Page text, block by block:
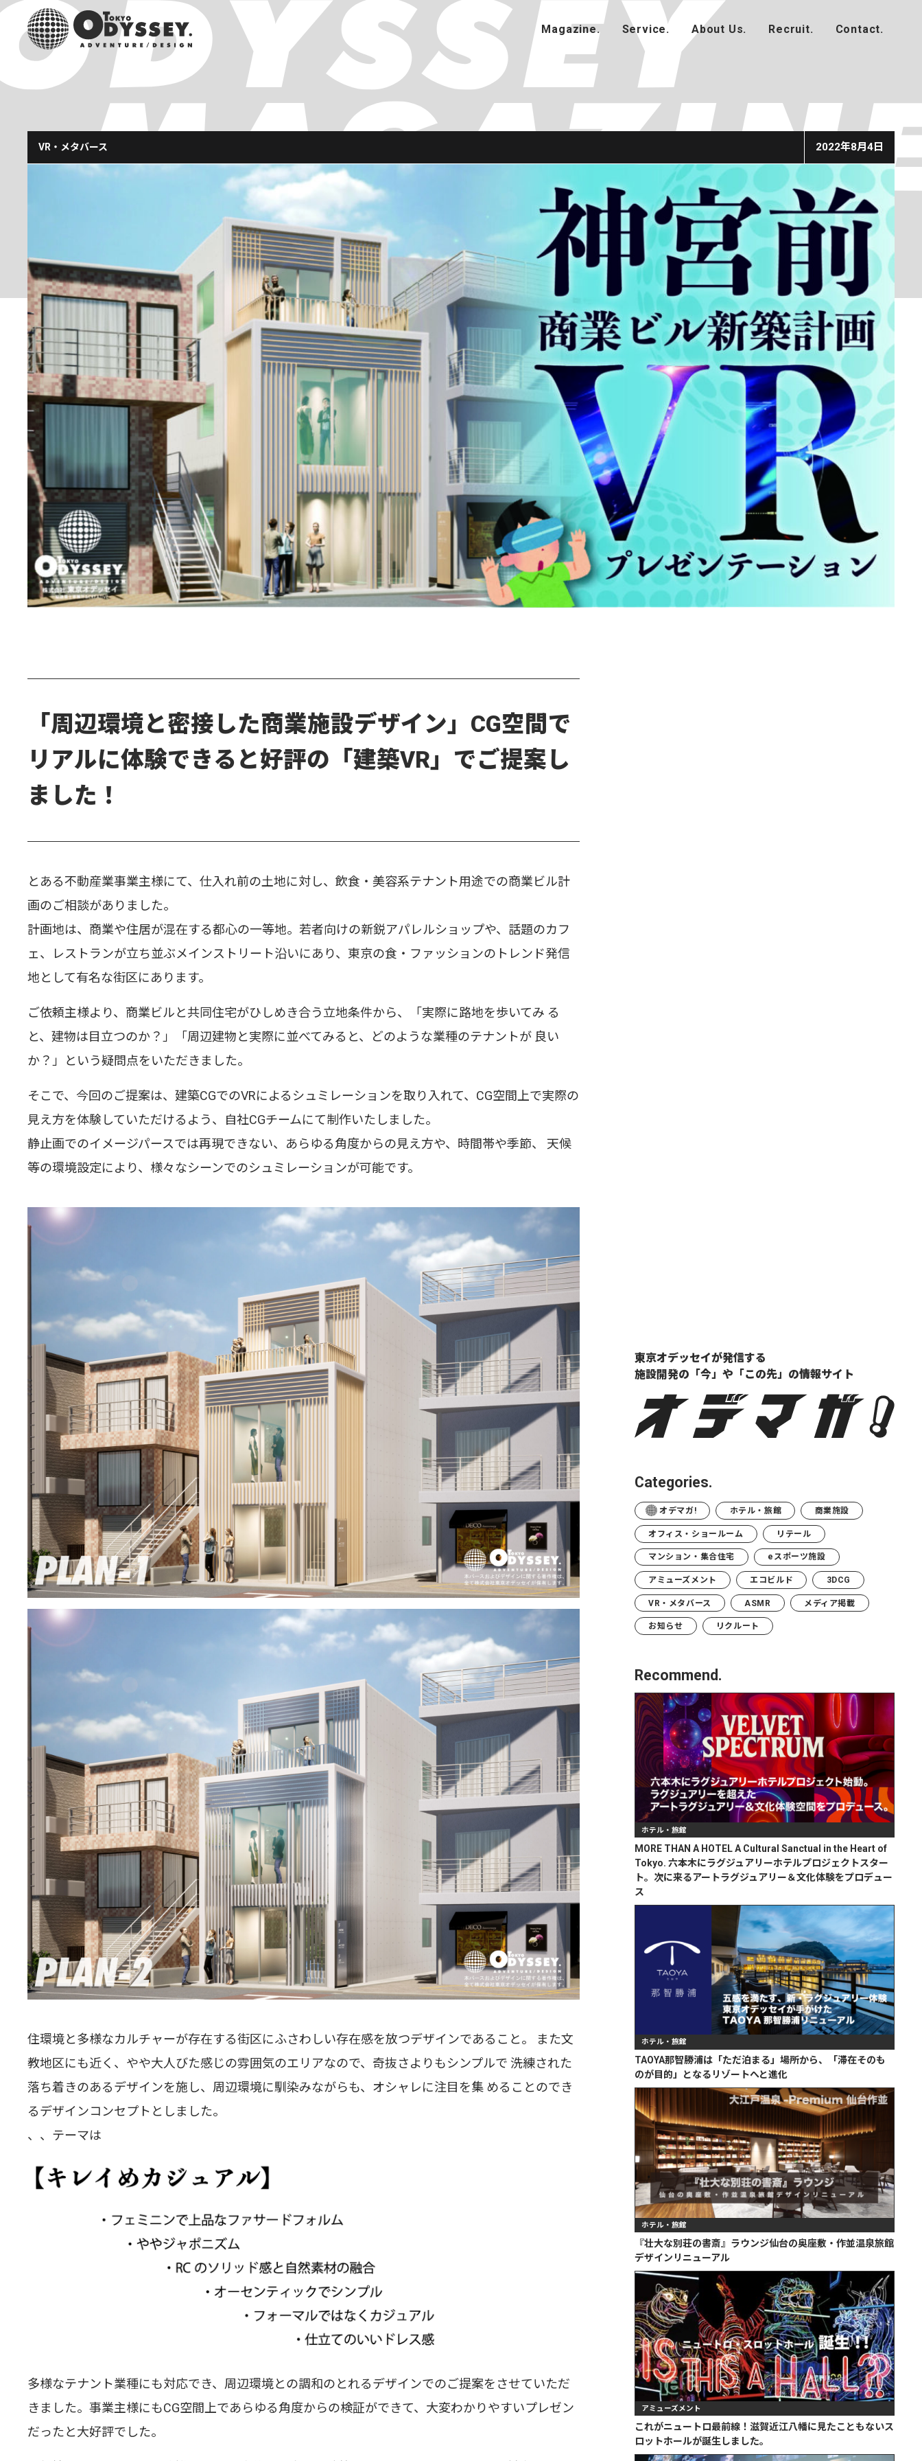
VR・メタバース 2022年8月4日
「周辺環境と密接した商業施設デザイン」CG空間で
リアルに体験できると好評の「建築VR」でご提案し
ました！
とある不動産業事業主様にて、仕入れ前の土地に対し、飲食・美容系テナント用途での商業ビル計
画のご相談がありました。
計画地は、商業や住居が混在する都心の一等地。若者向けの新鋭アパレルショップや、話題のカフ
ェ、レストランが立ち並ぶメインストリート沿いにあり、東京の食・ファッションのトレンド発信
地として有名な街区にあります。
ご依頼主様より、商業ビルと共同住宅がひしめき合う立地条件から、「実際に路地を歩いてみ る
と、建物は目立つのか？」「周辺建物と実際に並べてみると、どのような業種のテナントが 良い
か？」という疑問点をいただきました。
そこで、今回のご提案は、建築CGでのVRによるシュミレーションを取り入れて、CG空間上で実際の
見え方を体験していただけるよう、自社CGチームにて制作いたしました。
静止画でのイメージパースでは再現できない、あらゆる角度からの見え方や、時間帯や季節、 天候
等の環境設定により、様々なシーンでのシュミレーションが可能です。
住環境と多様なカルチャーが存在する街区にふさわしい存在感を放つデザインであること。 また文
教地区にも近く、やや大人びた感じの雰囲気のエリアなので、奇抜さよりもシンプルで 洗練された
落ち着きのあるデザインを施し、周辺環境に馴染みながらも、オシャレに注目を集 めることのでき
るデザインコンセプトとしました。
、、テーマは
多様なテナント業種にも対応でき、周辺環境との調和のとれるデザインでのご提案をさせていただ
きました。事業主様にもCG空間上であらゆる角度からの検証ができて、大変わかりやすいプレゼン
だったと大好評でした。
東京オデッセイが発信する
施設開発の「今」や「この先」の情報サイト
Categories.
オデマガ! ホテル・旅館 商業施設
オフィス・ショールーム リテール
マンション・集合住宅 eスポーツ施設
アミューズメント エコビルド 3DCG
VR・メタバース ASMR メディア掲載
お知らせ リクルート
Recommend.
ホテル・旅館
MORE THAN A HOTEL A Cultural Sanctual in the Heart of
Tokyo. 六本木にラグジュアリーホテルプロジェクトスター
ト。次に来るアートラグジュアリー＆文化体験をプロデュー
ス
ホテル・旅館
TAOYA那智勝浦は「ただ泊まる」場所から、「滞在そのも
のが目的」となるリゾートへと進化
ホテル・旅館
『壮大な別荘の書斎』ラウンジ仙台の奥座敷・作並温泉旅館
デザインリニューアル
アミューズメント
これがニュートロ最前線！滋賀近江八幡に見たこともないス
ロットホールが誕生しました。